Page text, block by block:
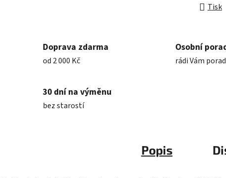
Tisk
Doprava zdarma
od 2 000 Kč
Osobní
rádi Vám
30 dní na výměnu
bez starostí
Popis